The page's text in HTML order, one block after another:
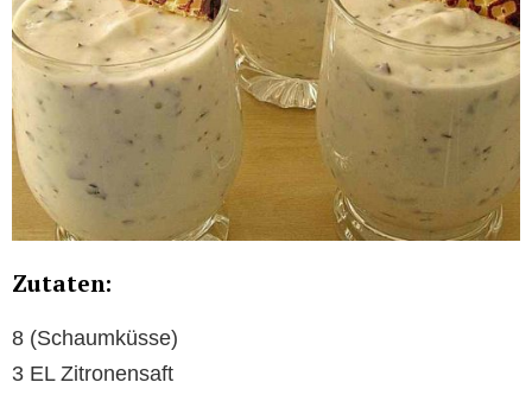
Zutaten:
8 (Schaumküsse)
3 EL Zitronensaft